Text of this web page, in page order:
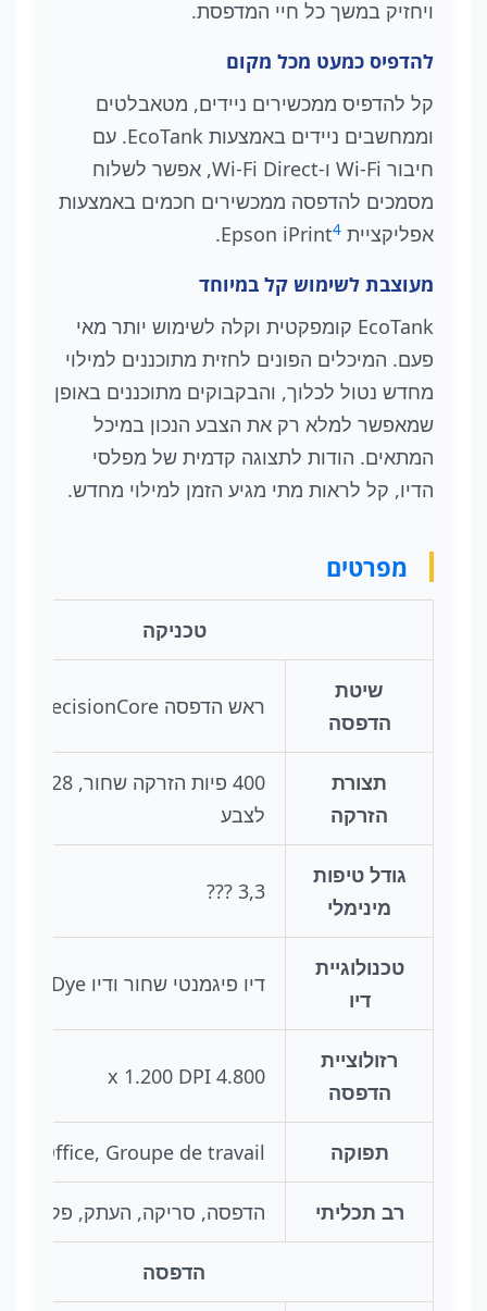
ויחזיק במשך כל חיי המדפסת.
להדפיס כמעט מכל מקום
קל להדפיס ממכשירים ניידים, מטאבלטים
וממחשבים ניידים באמצעות EcoTank. עם
חיבור Wi-Fi ו-Wi-Fi Direct, אפשר לשלוח
מסמכים להדפסה ממכשירים חכמים באמצעות
אפליקציית Epson iPrint 4
.
מעוצבת לשימוש קל במיוחד
EcoTank קומפקטית וקלה לשימוש יותר מאי
פעם. המיכלים הפונים לחזית מתוכננים למילוי
מחדש נטול לכלוך, והבקבוקים מתוכננים באופן
שמאפשר למלא רק את הצבע הנכון במיכל
המתאים. הודות לתצוגה קדמית של מפלסי
הדיו, קל לראות מתי מגיע הזמן למילוי מחדש.
מפרטים
טכניקה
שיטת
הדפסה
ראש הדפסה PrecisionCore
תצורת
הזרקה
לצבע
גודל טיפות
מינימלי
3,3 ???
טכנולוגיית
דיו
דיו פיגמנטי שחור ודיו Dye צבעוני
רזולוציית
הדפסה
4.800 x 1.200 DPI
תפוקה Office, Groupe de travail
רב תכליתי הדפסה, סריקה, העתק, פקס
הדפסה